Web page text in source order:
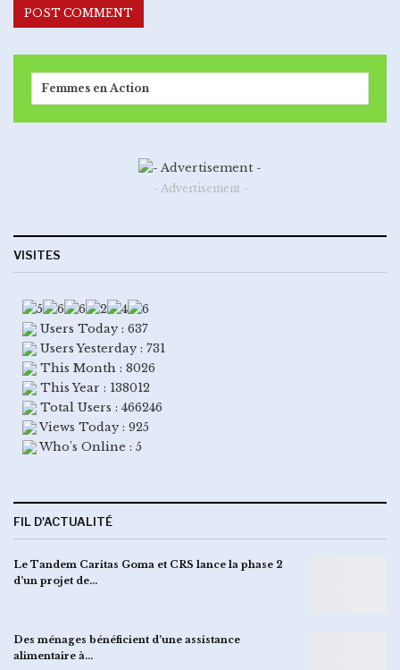
Femmes en Action
- Advertisement -
VISITES
Users Today : 637
Users Yesterday : 731
This Month : 8026
This Year : 138012
Total Users : 466246
Views Today : 925
Who's Online : 5
FIL D'ACTUALITÉ
Le Tandem Caritas Goma et CRS lance la phase 2
d’un projet de…
Des ménages bénéficient d’une assistance
alimentaire à…